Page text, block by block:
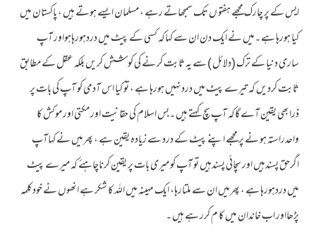
ایس کے پر چارک مجھے ہفتو ں تک سمجھاتے رہے ، مسلمان ایسے ہوتے ہیں ، پاکستان میں
کیا ہورہا ہے ۔میں نے ایک دن ان سے کہاکہ کسی کے پیٹ میں دردہورہاہواور آپ
ساری دنیا کے ترک (دلائل ) سے یہ ثابت کر نے کی کو شش کریں بلکہ عقل کے مطابق
ثابت کردیں کہ تیرے پیٹ میں دردنہیں ہورہا ہے ، تو کیا اس آدمی کو آپ کی بات پر
ذرابھی یقین آے گاکہ آپ سچ کہتے ہیں ۔بس اسلام کی حقانیت اور مکتی اور موکش کا
واحدراستہ ہو نے پر مجھے اپنے پیٹ کے درد سے زیادہ یقین ہے ، پھرمیں نے کہاآپ
اگرحق پسندہیں اور سچائی پسندہیں تو آپ کو میری بات پر یقین کرناچاہئے کہ میرے پیٹ
میں دردہورہا ہے ، پھرمیں ان سے ملتارہا، ایک مہینہ میں اللہ کا شکر ہے انھوں نے خودکلمہ
پڑھااور اب خاندان میں کا م کرر ہے ہیں ۔